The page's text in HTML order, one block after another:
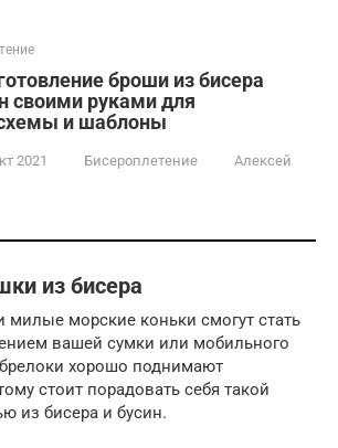
броши из бисера
своими руками для
и шаблоны
2021 Бисероплетение
Алексей
из бисера
милые морские коньки смогут стать
вашей сумки или мобильного
хорошо поднимают
стоит порадовать себя такой
из бисера и бусин.